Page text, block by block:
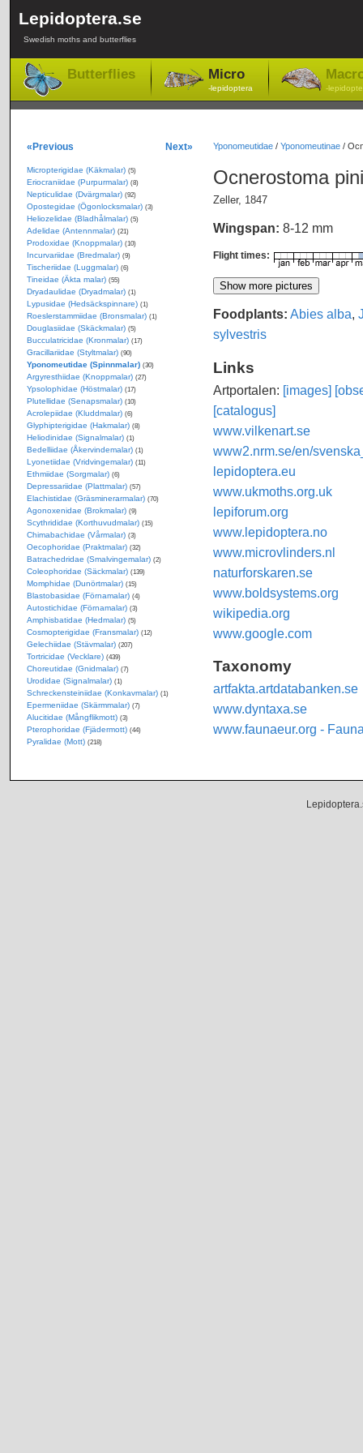
Lepidoptera.se
Swedish moths and butterflies
Butterflies Micro
-lepidoptera -
Yponomeutidae/ Yponomeutinae/
Ocnerostoma
Zeller, 1847
Wingspan: 8-12 mm
Flight times:
Foodplants: Abies alba,
sylvestris
Links
Artportalen: [images]
[catalogus]
www.vilkenart.se
www2.nrm.se/en/
lepidoptera.eu
www.ukmoths.org.uk
lepiforum.org
www.lepidoptera.no
www.microvlinders.nl
naturforskaren.se
www.boldsystems.org
wikipedia.org
www.google.com
Taxonomy
artfakta.artdatabanken.se
www.dyntaxa.se
www.faunaeur.org -
«Previous Next»
Micropterigidae (Käkmalar) (5)
Eriocraniidae (Purpurmalar) (8)
Nepticulidae (Dvärgmalar) (92)
Opostegidae (Ögonlocksmalar) (3)
Heliozelidae (Bladhålmalar) (5)
Adelidae (Antennmalar) (21)
Prodoxidae (Knoppmalar) (10)
Incurvariidae (Bredmalar) (9)
Tischeriidae (Luggmalar) (6)
Tineidae (Äkta malar) (55)
Dryadaulidae (Dryadmalar) (1)
Lypusidae (Hedsäckspinnare) (1)
Roeslerstammiidae (Bronsmalar) (1)
Douglasiidae (Skäckmalar) (5)
Bucculatricidae (Kronmalar) (17)
Gracillariidae (Styltmalar) (90)
Yponomeutidae (Spinnmalar) (30)
Argyresthiidae (Knoppmalar) (27)
Ypsolophidae (Höstmalar) (17)
Plutellidae (Senapsmalar) (10)
Acrolepiidae (Kluddmalar) (6)
Glyphipterigidae (Hakmalar) (8)
Heliodinidae (Signalmalar) (1)
Bedelliidae (Åkervindemalar) (1)
Lyonetiidae (Vridvingemalar) (11)
Ethmiidae (Sorgmalar) (6)
Depressariidae (Plattmalar) (57)
Elachistidae (Gräsminerarmalar) (70)
Agonoxenidae (Brokmalar) (9)
Scythrididae (Korthuvudmalar) (15)
Chimabachidae (Vårmalar) (3)
Oecophoridae (Praktmalar) (32)
Batrachedridae (Smalvingemalar) (2)
Coleophoridae (Säckmalar) (139)
Momphidae (Dunörtmalar) (15)
Blastobasidae (Förnamalar) (4)
Autostichidae (Förnamalar) (3)
Amphisbatidae (Hedmalar) (5)
Cosmopterigidae (Fransmalar) (12)
Gelechiidae (Stävmalar) (207)
Tortricidae (Vecklare) (439)
Choreutidae (Gnidmalar) (7)
Urodidae (Signalmalar) (1)
Schreckensteiniidae (Konkavmalar) (1)
Epermeniidae (Skärmmalar) (7)
Alucitidae (Mångflikmott) (3)
Pterophoridae (Fjädermott) (44)
Pyralidae (Mott) (218)